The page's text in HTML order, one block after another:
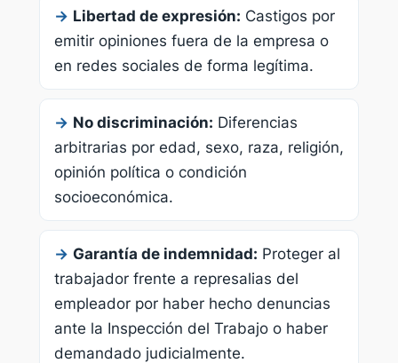
→ Libertad de expresión: Castigos por
emitir opiniones fuera de la empresa o
en redes sociales de forma legítima.
→ No discriminación: Diferencias
arbitrarias por edad, sexo, raza, religión,
opinión política o condición
socioeconómica.
→ Garantía de indemnidad: Proteger al
trabajador frente a represalias del
empleador por haber hecho denuncias
ante la Inspección del Trabajo o haber
demandado judicialmente.